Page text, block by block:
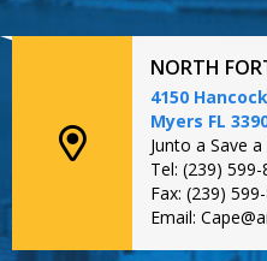
NORTH
4150
Myers FL
Junto a Save
Tel: (239) 599-
Fax: (239)
Email: